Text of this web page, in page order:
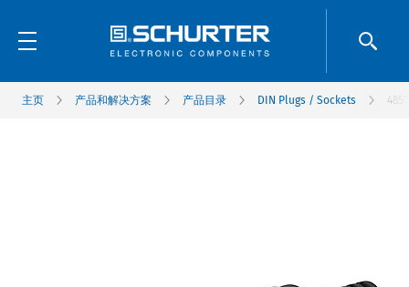
主页 产品和解决方案 产品目录 DIN Plugs / Sockets